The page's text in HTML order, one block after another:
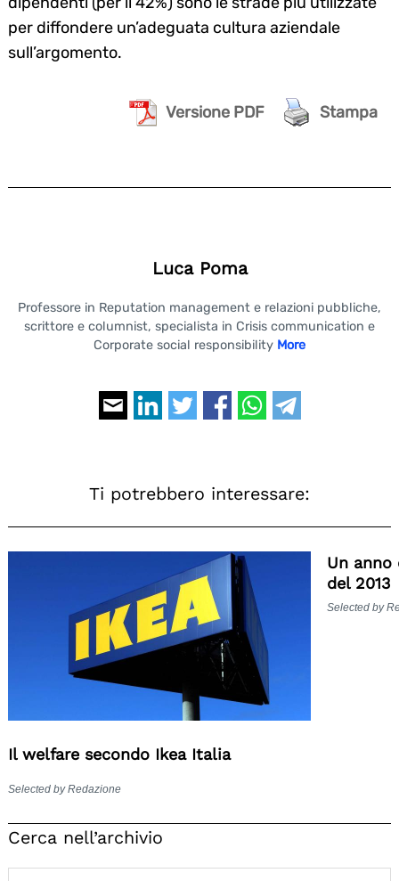
per diffondere un’adeguata cultura aziendale
sull’argomento.
Versione PDF Stampa
Luca Poma
Professore in Reputation management e relazioni pubbliche,
scrittore e columnist, specialista in Crisis communication e
Corporate social responsibility More
Ti potrebbero interessare:
Il welfare secondo Ikea Italia
Selected by Redazione
Un
del 2013
Selected by
Cerca nell’archivio
Search